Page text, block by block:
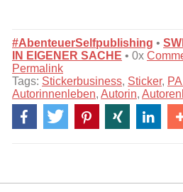
#AbenteuerSelfpublishing •
IN EIGENER SACHE • 0x
Permalink
Tags: Stickerbusiness, Sticker,
Autorinnenleben, Autorin,